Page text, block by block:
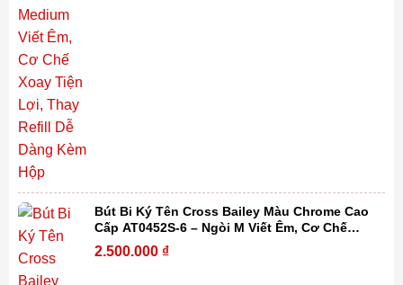
Bút Bi Ký Tên Cross Bailey Màu Chrome Cao
Cấp AT0452S-6 – Ngòi M Viết Êm, Cơ Chế
Xoay Tiện Lợi, Thay Refill Dễ Dàng Kèm Hộp
2.500.000 ₫